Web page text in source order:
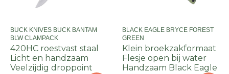
BUCK KNIVES BUCK BANTAM
BLW CLAMPACK
420HC roestvast staal
Licht en handzaam
Veelzijdig droppoint
BLACK EAGLE BRYCE FOREST
GREEN
Klein broekzakformaat
Flesje open bij water
Handzaam Black Eagle